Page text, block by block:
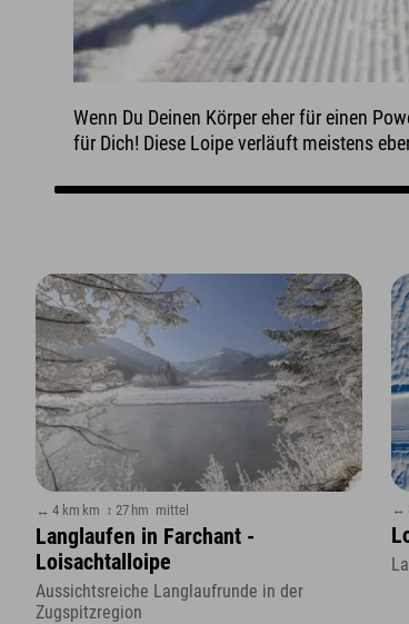
Wenn Du Deinen Körper eher für einen
für Dich! Diese Loipe verläuft meistens
↔ 4 km km ↕ 27 hm mittel
Langlaufen in Farchant -
Loisachtalloipe
Aussichtsreiche Langlaufrunde in der
Zugspitzregion
↔